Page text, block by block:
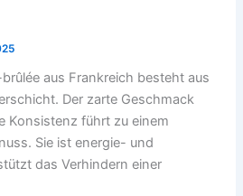
aus Frankreich besteht aus
Der zarte Geschmack
Konsistenz führt zu einem
Sie ist energie- und
das Verhindern einer